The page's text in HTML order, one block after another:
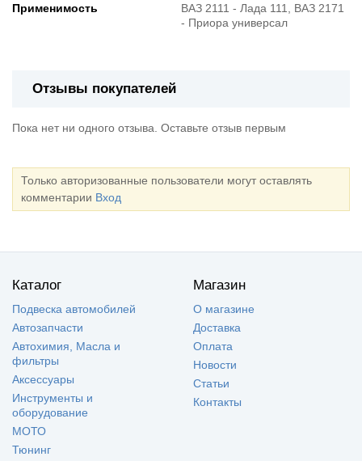
Применимость
ВАЗ 2111 - Лада 111, ВАЗ 2171
- Приора универсал
Отзывы покупателей
Пока нет ни одного отзыва. Оставьте отзыв первым
Только авторизованные пользователи могут оставлять
комментарии Вход
Каталог
Подвеска автомобилей
Автозапчасти
Автохимия, Масла и
фильтры
Аксессуары
Инструменты и
оборудование
МОТО
Тюнинг
Магазин
О магазине
Доставка
Оплата
Новости
Статьи
Контакты